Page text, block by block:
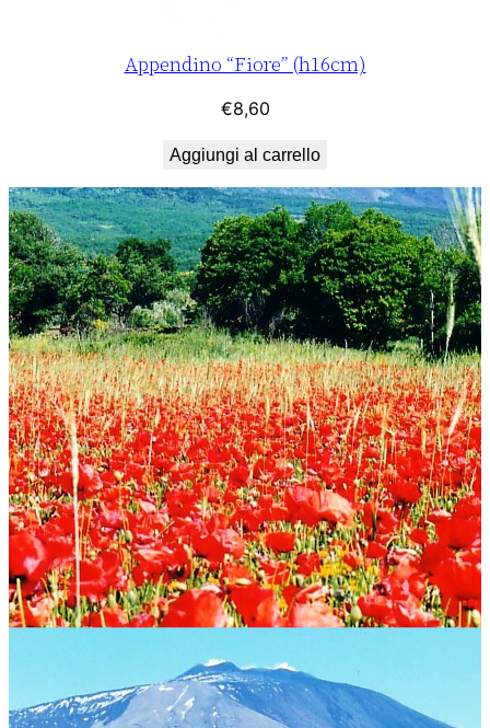
Appendino “Fiore” (h16cm)
€8,60
Aggiungi al carrello